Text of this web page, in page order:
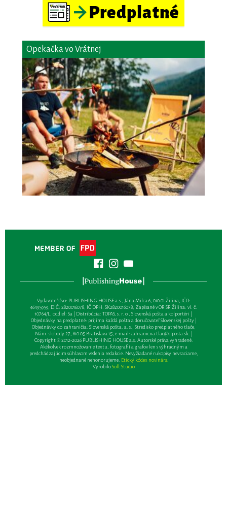
Opekačka vo Vrátnej
Vydavateľsťvo: PUBLISHING HOUSE a.s., Jána Milca 6, 010 01 Žilina, IČO:
46495959, DIČ: 2820016078, IČ DPH: SK2820016078, Zapísané v OR SR Žilina: vl. č.
10764/L, oddiel: Sa | Distribúcia: TOPAS, s. r. o., Slovenská pošta a kolportéri |
Objednávky na predplatné: prijíma každá pošta a doručovateľ Slovenskej pošty |
Objednávky do zahraničia: Slovenská pošta, a. s., Stredisko predplatného tlače,
Nám. slobody 27, 810 05 Bratislava 15, e-mail:zahranicna.tlac@slposta.sk. |
Copyright © 2012-2026 PUBLISHING HOUSE a.s. Autorské práva vyhradené.
Akékoľvek rozmnožovanie textu, fotografií a grafov len s výhradným a
predchádzajúcim súhlasom vedenia redakcie. Nevyžiadané rukopisy nevraciame,
neobjednané nehonorujeme. Etický kódex novinára
VyrobiloSoft Studio